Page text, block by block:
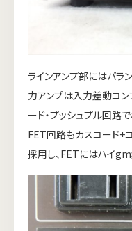
ラインアンプ部にはバラ
力アンプは入力差動コン
ード・プッシュプル回路
FET回路もカスコード+
採用し、FETにはハイ